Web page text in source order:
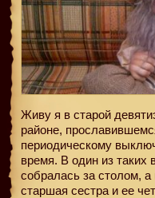
Живу я в старой
районе,
периодическому
время. В один из таких
собралась за столом,
старшая сестра и ее